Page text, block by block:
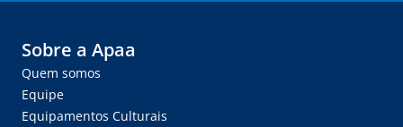
Sobre a Apaa
Quem somos
Equipe
Equipamentos Culturais